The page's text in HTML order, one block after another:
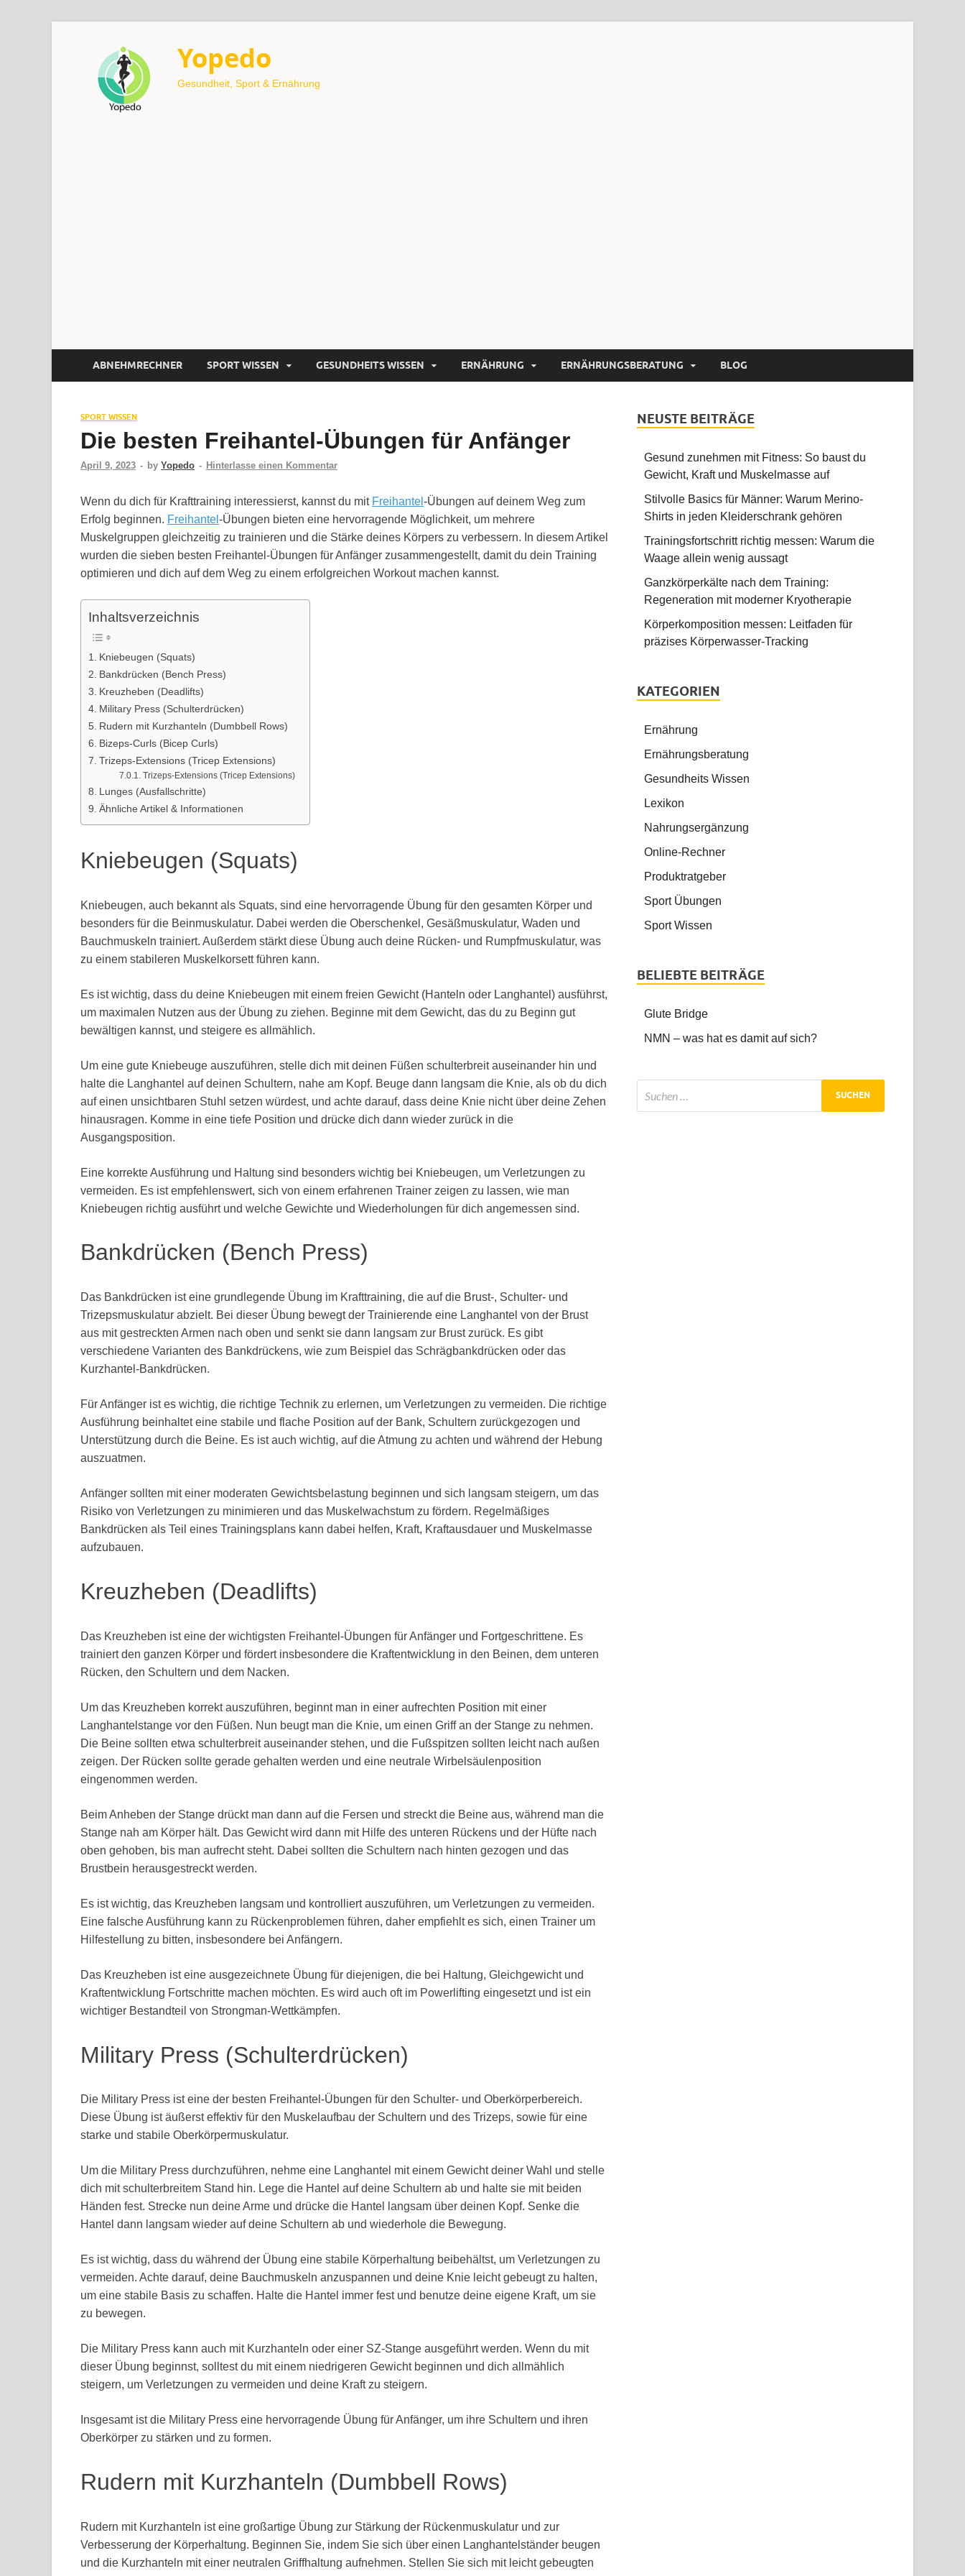
Yopedo
Gesundheit, Sport & Ernährung
ABNEHMRECHNER SPORT WISSEN GESUNDHEITS WISSEN ERNÄHRUNG ERNÄHRUNGSBERATUNG BLOG
SPORT WISSEN
Die besten Freihantel-Übungen für Anfänger
April 9, 2023 - by Yopedo - Hinterlasse einen Kommentar
Wenn du dich für Krafttraining interessierst, kannst du mit Freihantel -Übungen auf deinem Weg zum
Erfolg beginnen. Freihantel -Übungen bieten eine hervorragende Möglichkeit, um mehrere
Muskelgruppen gleichzeitig zu trainieren und die Stärke deines Körpers zu verbessern. In diesem Artikel
wurden die sieben besten Freihantel-Übungen für Anfänger zusammengestellt, damit du dein Training
optimieren und dich auf dem Weg zu einem erfolgreichen Workout machen kannst.
Inhaltsverzeichnis
Kniebeugen (Squats)
Bankdrücken (Bench Press)
Kreuzheben (Deadlifts)
Military Press (Schulterdrücken)
Rudern mit Kurzhanteln (Dumbbell Rows)
Bizeps-Curls (Bicep Curls)
Trizeps-Extensions (Tricep Extensions)
Trizeps-Extensions (Tricep Extensions)
Lunges (Ausfallschritte)
Ähnliche Artikel & Informationen
Kniebeugen (Squats)
Kniebeugen, auch bekannt als Squats, sind eine hervorragende Übung für den gesamten Körper und
besonders für die Beinmuskulatur. Dabei werden die Oberschenkel, Gesäßmuskulatur, Waden und
Bauchmuskeln trainiert. Außerdem stärkt diese Übung auch deine Rücken- und Rumpfmuskulatur, was
zu einem stabileren Muskelkorsett führen kann.
Es ist wichtig, dass du deine Kniebeugen mit einem freien Gewicht (Hanteln oder Langhantel) ausführst,
um maximalen Nutzen aus der Übung zu ziehen. Beginne mit dem Gewicht, das du zu Beginn gut
bewältigen kannst, und steigere es allmählich.
Um eine gute Kniebeuge auszuführen, stelle dich mit deinen Füßen schulterbreit auseinander hin und
halte die Langhantel auf deinen Schultern, nahe am Kopf. Beuge dann langsam die Knie, als ob du dich
auf einen unsichtbaren Stuhl setzen würdest, und achte darauf, dass deine Knie nicht über deine Zehen
hinausragen. Komme in eine tiefe Position und drücke dich dann wieder zurück in die
Ausgangsposition.
Eine korrekte Ausführung und Haltung sind besonders wichtig bei Kniebeugen, um Verletzungen zu
vermeiden. Es ist empfehlenswert, sich von einem erfahrenen Trainer zeigen zu lassen, wie man
Kniebeugen richtig ausführt und welche Gewichte und Wiederholungen für dich angemessen sind.
Bankdrücken (Bench Press)
Das Bankdrücken ist eine grundlegende Übung im Krafttraining, die auf die Brust-, Schulter- und
Trizepsmuskulatur abzielt. Bei dieser Übung bewegt der Trainierende eine Langhantel von der Brust
aus mit gestreckten Armen nach oben und senkt sie dann langsam zur Brust zurück. Es gibt
verschiedene Varianten des Bankdrückens, wie zum Beispiel das Schrägbankdrücken oder das
Kurzhantel-Bankdrücken.
Für Anfänger ist es wichtig, die richtige Technik zu erlernen, um Verletzungen zu vermeiden. Die richtige
Ausführung beinhaltet eine stabile und flache Position auf der Bank, Schultern zurückgezogen und
Unterstützung durch die Beine. Es ist auch wichtig, auf die Atmung zu achten und während der Hebung
auszuatmen.
Anfänger sollten mit einer moderaten Gewichtsbelastung beginnen und sich langsam steigern, um das
Risiko von Verletzungen zu minimieren und das Muskelwachstum zu fördern. Regelmäßiges
Bankdrücken als Teil eines Trainingsplans kann dabei helfen, Kraft, Kraftausdauer und Muskelmasse
aufzubauen.
Kreuzheben (Deadlifts)
Das Kreuzheben ist eine der wichtigsten Freihantel-Übungen für Anfänger und Fortgeschrittene. Es
trainiert den ganzen Körper und fördert insbesondere die Kraftentwicklung in den Beinen, dem unteren
Rücken, den Schultern und dem Nacken.
Um das Kreuzheben korrekt auszuführen, beginnt man in einer aufrechten Position mit einer
Langhantelstange vor den Füßen. Nun beugt man die Knie, um einen Griff an der Stange zu nehmen.
Die Beine sollten etwa schulterbreit auseinander stehen, und die Fußspitzen sollten leicht nach außen
zeigen. Der Rücken sollte gerade gehalten werden und eine neutrale Wirbelsäulenposition
eingenommen werden.
Beim Anheben der Stange drückt man dann auf die Fersen und streckt die Beine aus, während man die
Stange nah am Körper hält. Das Gewicht wird dann mit Hilfe des unteren Rückens und der Hüfte nach
oben gehoben, bis man aufrecht steht. Dabei sollten die Schultern nach hinten gezogen und das
Brustbein herausgestreckt werden.
Es ist wichtig, das Kreuzheben langsam und kontrolliert auszuführen, um Verletzungen zu vermeiden.
Eine falsche Ausführung kann zu Rückenproblemen führen, daher empfiehlt es sich, einen Trainer um
Hilfestellung zu bitten, insbesondere bei Anfängern.
Das Kreuzheben ist eine ausgezeichnete Übung für diejenigen, die bei Haltung, Gleichgewicht und
Kraftentwicklung Fortschritte machen möchten. Es wird auch oft im Powerlifting eingesetzt und ist ein
wichtiger Bestandteil von Strongman-Wettkämpfen.
Military Press (Schulterdrücken)
Die Military Press ist eine der besten Freihantel-Übungen für den Schulter- und Oberkörperbereich.
Diese Übung ist äußerst effektiv für den Muskelaufbau der Schultern und des Trizeps, sowie für eine
starke und stabile Oberkörpermuskulatur.
Um die Military Press durchzuführen, nehme eine Langhantel mit einem Gewicht deiner Wahl und stelle
dich mit schulterbreitem Stand hin. Lege die Hantel auf deine Schultern ab und halte sie mit beiden
Händen fest. Strecke nun deine Arme und drücke die Hantel langsam über deinen Kopf. Senke die
Hantel dann langsam wieder auf deine Schultern ab und wiederhole die Bewegung.
Es ist wichtig, dass du während der Übung eine stabile Körperhaltung beibehältst, um Verletzungen zu
vermeiden. Achte darauf, deine Bauchmuskeln anzuspannen und deine Knie leicht gebeugt zu halten,
um eine stabile Basis zu schaffen. Halte die Hantel immer fest und benutze deine eigene Kraft, um sie
zu bewegen.
Die Military Press kann auch mit Kurzhanteln oder einer SZ-Stange ausgeführt werden. Wenn du mit
dieser Übung beginnst, solltest du mit einem niedrigeren Gewicht beginnen und dich allmählich
steigern, um Verletzungen zu vermeiden und deine Kraft zu steigern.
Insgesamt ist die Military Press eine hervorragende Übung für Anfänger, um ihre Schultern und ihren
Oberkörper zu stärken und zu formen.
Rudern mit Kurzhanteln (Dumbbell Rows)
Rudern mit Kurzhanteln ist eine großartige Übung zur Stärkung der Rückenmuskulatur und zur
Verbesserung der Körperhaltung. Beginnen Sie, indem Sie sich über einen Langhantelständer beugen
und die Kurzhanteln mit einer neutralen Griffhaltung aufnehmen. Stellen Sie sich mit leicht gebeugten
NEUSTE BEITRÄGE
Gesund zunehmen mit Fitness: So baust du
Gewicht, Kraft und Muskelmasse auf
Stilvolle Basics für Männer: Warum Merino-
Shirts in jeden Kleiderschrank gehören
Trainingsfortschritt richtig messen: Warum die
Waage allein wenig aussagt
Ganzkörperkälte nach dem Training:
Regeneration mit moderner Kryotherapie
Körperkomposition messen: Leitfaden für
präzises Körperwasser-Tracking
KATEGORIEN
Ernährung
Ernährungsberatung
Gesundheits Wissen
Lexikon
Nahrungsergänzung
Online-Rechner
Produktratgeber
Sport Übungen
Sport Wissen
BELIEBTE BEITRÄGE
Glute Bridge
NMN – was hat es damit auf sich?